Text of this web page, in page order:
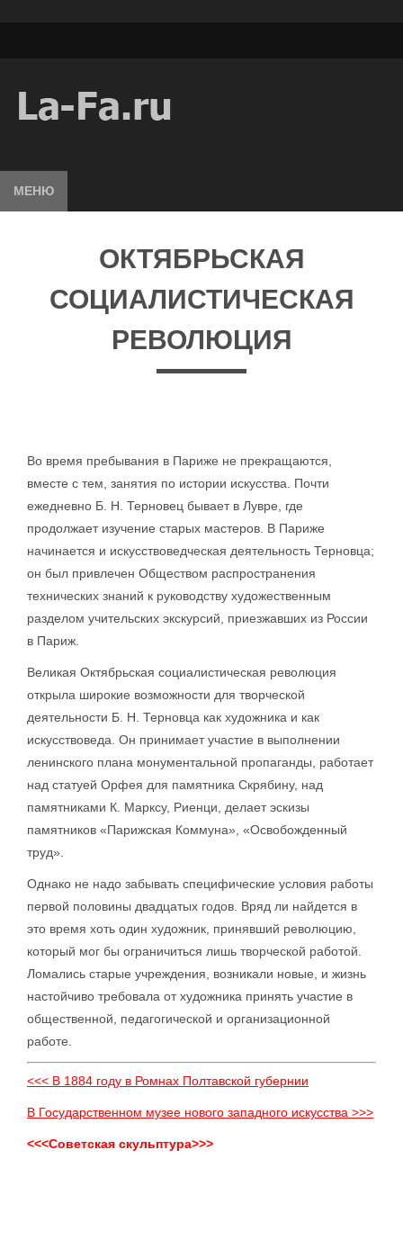
МЕНЮ
ОКТЯБРЬСКАЯ
СОЦИАЛИСТИЧЕСКАЯ
РЕВОЛЮЦИЯ
Во время пребывания в Париже не прекращаются,
вместе с тем, занятия по истории искусства. Почти
ежедневно Б. Н. Терновец бывает в Лувре, где
продолжает изучение старых мастеров. В Париже
начинается и искусствоведческая деятельность Терновца;
он был привлечен Обществом распространения
технических знаний к руководству художественным
разделом учительских экскурсий, приезжавших из России
в Париж.
Великая Октябрьская социалистическая революция
открыла широкие возможности для творческой
деятельности Б. Н. Терновца как художника и как
искусствоведа. Он принимает участие в выполнении
ленинского плана монументальной пропаганды, работает
над статуей Орфея для памятника Скрябину, над
памятниками К. Марксу, Риенци, делает эскизы
памятников «Парижская Коммуна», «Освобожденный
труд».
Однако не надо забывать специфические условия работы
первой половины двадцатых годов. Вряд ли найдется в
это время хоть один художник, принявший революцию,
который мог бы ограничиться лишь творческой работой.
Ломались старые учреждения, возникали новые, и жизнь
настойчиво требовала от художника принять участие в
общественной, педагогической и организационной
работе.
<<< В 1884 году в Ромнах Полтавской губернии
В Государственном музее нового западного искусства >>>
<<<Советская скульптура>>>